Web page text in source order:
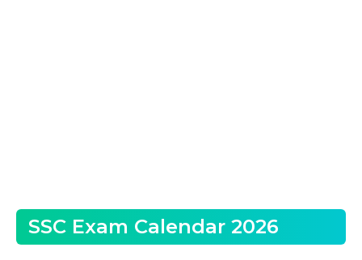
SSC Exam Calendar 2026